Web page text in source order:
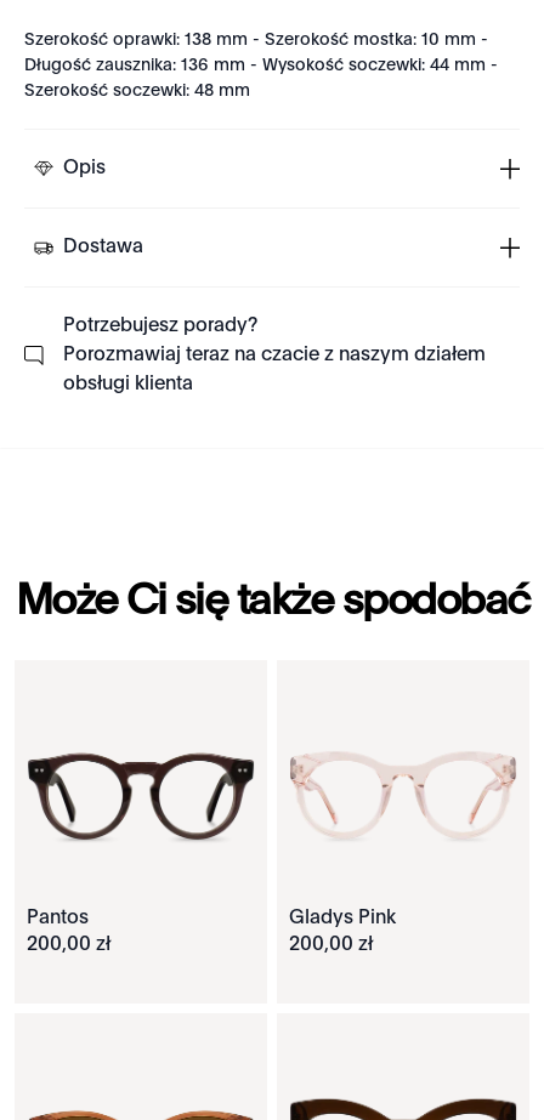
Szerokość oprawki: 138 mm - Szerokość mostka: 10 mm -
Długość zausznika: 136 mm - Wysokość soczewki: 44 mm -
Szerokość soczewki: 48 mm
Opis
Dostawa
Potrzebujesz porady?
Porozmawiaj teraz na czacie z naszym działem
obsługi klienta
Może Ci się także spodobać
Pantos
200,00 zł
Gladys Pink
200,00 zł